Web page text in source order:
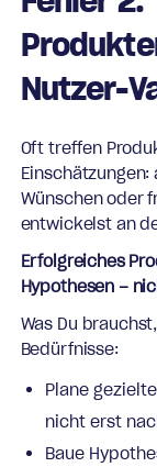
Nutzer-
Oft treffen
Wünschen oder
entwickelst an
Erfolgreiches
Hypothesen –
Was Du
Bedürfnisse:
Plane
nicht erst
Baue